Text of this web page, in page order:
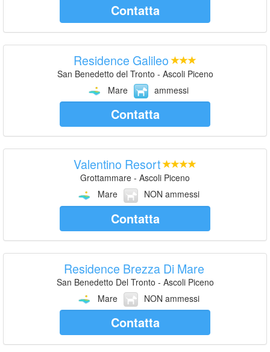
Contatta
Residence Galileo
San Benedetto del Tronto - Ascoli Piceno
Mare
ammessi
Contatta
Valentino Resort
Grottammare - Ascoli Piceno
Mare
NON ammessi
Contatta
Residence Brezza Di Mare
San Benedetto Del Tronto - Ascoli Piceno
Mare
NON ammessi
Contatta